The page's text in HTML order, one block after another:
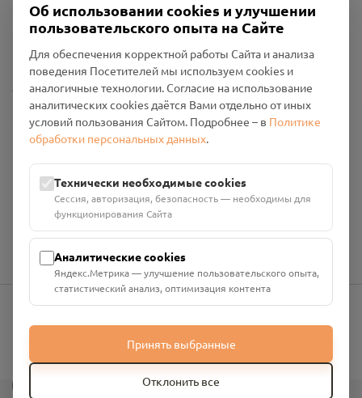
Пользовательское соглашение
Политика конфиденциальности
Промо-материалы
Настройки cookies
Общество с ограниченной ответственностью «Смоленский
Проект Помним»
Юридический адрес: 216790, Смоленская область, р-н
Руднянский, г. Рудня, улица Западная, д. 26А, пом. 18
Номер счёта: 40702810901130004287 в АО "АЛЬФА-БАНК"
Кор. счёт: 30101810200000000593
info@pomnim.online
Об использовании cookies и улучшении
пользовательского опыта на Сайте
Для обеспечения корректной работы Сайта и анализа
поведения Посетителей мы используем cookies и
аналогичные технологии. Согласие на использование
аналитических cookies даётся Вами отдельно от иных
условий пользования Сайтом. Подробнее – в Политике
обработки персональных данных.
Технически необходимые cookies
Сессия, авторизация, безопасность — необходимы для
функционирования Сайта
Аналитические cookies
Яндекс.Метрика — улучшение пользовательского опыта,
статистический анализ, оптимизация контента
Принять выбранные
Отклонить все